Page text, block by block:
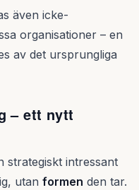
även icke-
organisationer – en
av det ursprungliga
– ett nytt
strategiskt intressant
utan formen den tar.